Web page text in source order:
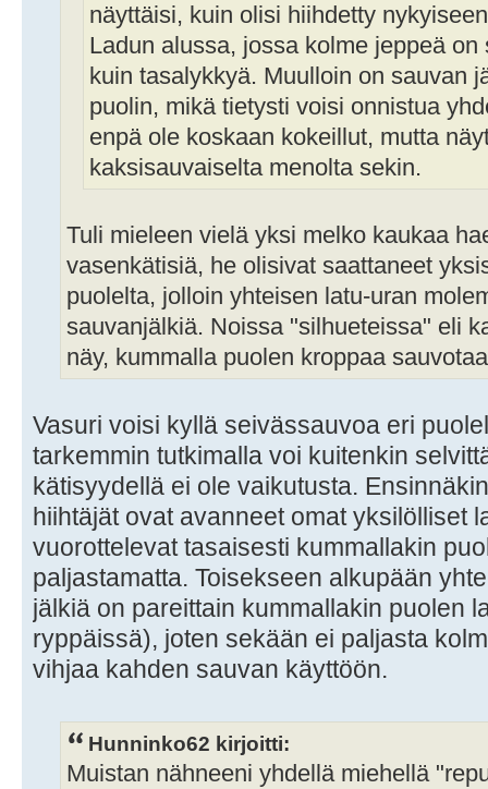
näyttäisi, kuin olisi hiihdetty
Ladun alussa, jossa kolme jeppeä
kuin tasalykkyä. Muulloin on sauvan
puolin, mikä tietysti voisi onnistua
enpä ole koskaan kokeillut, mutta
kaksisauvaiselta menolta sekin.
Tuli mieleen vielä yksi melko kaukaa
vasenkätisiä, he olisivat saattaneet
puolelta, jolloin yhteisen latu-uran
sauvanjälkiä. Noissa "silhueteissa" eli
näy, kummalla puolen kroppaa
Vasuri voisi kyllä seivässauvoa eri
tarkemmin tutkimalla voi kuitenkin
kätisyydellä ei ole vaikutusta.
hiihtäjät ovat avanneet omat yksilölliset
vuorottelevat tasaisesti kummallakin
paljastamatta. Toisekseen alkupään
jälkiä on pareittain kummallakin puolen
ryppäissä), joten sekään ei paljasta
vihjaa kahden sauvan käyttöön.
Hunninko62 kirjoitti:
Muistan nähneeni yhdellä miehellä